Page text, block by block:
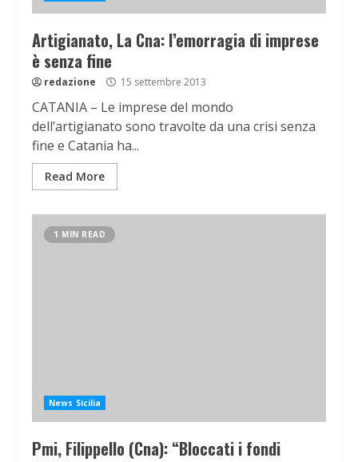
Artigianato, La Cna: l’emorragia di imprese
è senza fine
redazione 15 settembre 2013
CATANIA – Le imprese del mondo
dell’artigianato sono travolte da una crisi senza
fine e Catania ha...
Read More
1 MIN READ
News Sicilia
Pmi, Filippello (Cna): “Bloccati i fondi